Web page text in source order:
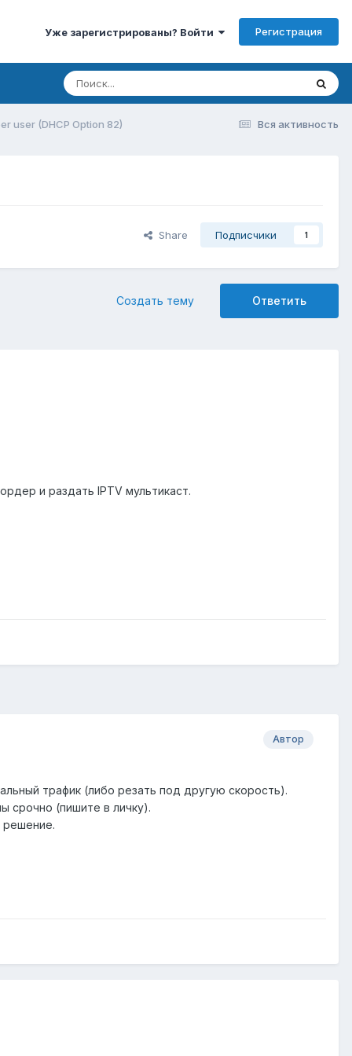
Уже зарегистрированы? Войти Регистрация
Вся активность
user (DHCP Option 82)
Share Подписчики 1
Ответить
Создать тему
и раздать IPTV мультикаст.
Автор
трафик (либо резать под другую скорость).
срочно (пишите в личку).
решение.